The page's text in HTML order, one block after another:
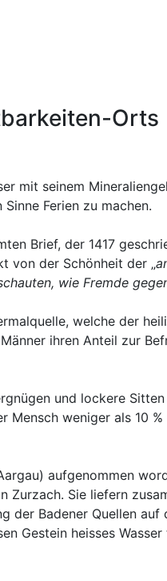
Orts
mit seinem
Ferien zu machen.
Brief, der 1417
von der Schönheit der „
wie Fremde
welche der
ihren Anteil zur
und lockere
weniger als 10
aufgenommen
Sie liefern
der Badener Quellen
Gestein heisses